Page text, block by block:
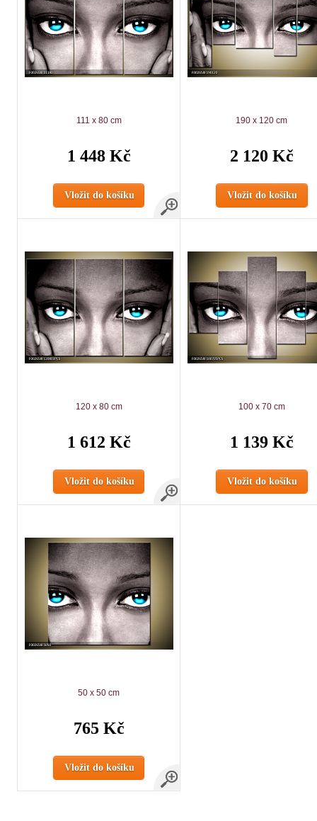
111 x 80 cm
1 448 Kč
Vložit do košíku
190 x 120 cm
2 120 Kč
Vložit do košíku
120 x 80 cm
1 612 Kč
Vložit do košíku
100 x 70 cm
1 139 Kč
Vložit do košíku
50 x 50 cm
765 Kč
Vložit do košíku